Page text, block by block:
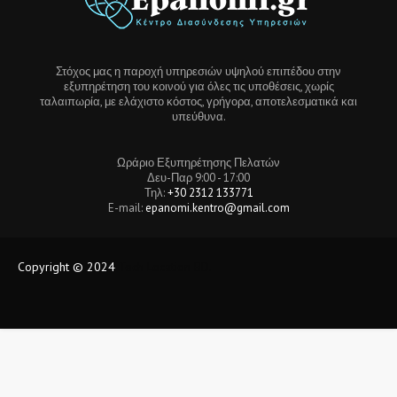
Στόχος μας η παροχή υπηρεσιών υψηλού επιπέδου στην
εξυπηρέτηση του κοινού για όλες τις υποθέσεις, χωρίς
ταλαιπωρία, με ελάχιστο κόστος, γρήγορα, αποτελεσματικά και
υπεύθυνα.
Ωράριο Εξυπηρέτησης Πελατών
Δευ-Παρ 9:00 - 17:00
Τηλ:+30 2312 133771
E-mail: epanomi.kentro@gmail.com
Copyright © 2024